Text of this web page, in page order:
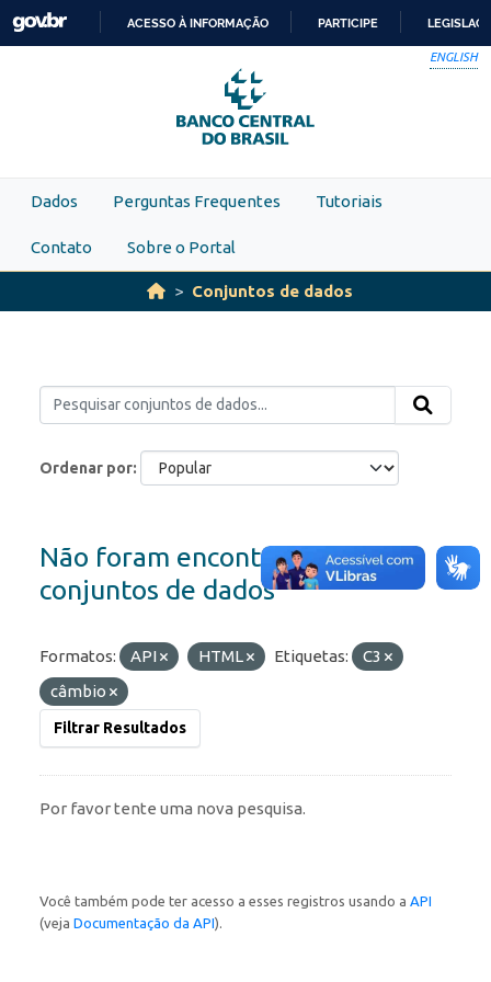
Skip to main content
PARA
O
CONTEÚDO
ACESSO À INFORMAÇÃO PARTICIPE
ENGLISH
Dados Perguntas Frequentes Tutoriais
Contato Sobre o Portal
Conjuntos de dados
Ordenar por
Não foram encontrados
conjuntos de dados
Formatos: API HTML Etiquetas:
C3
câmbio
Filtrar Resultados
Por favor tente uma nova pesquisa.
Você também pode ter acesso a esses registros usando a API
(veja Documentação da API).